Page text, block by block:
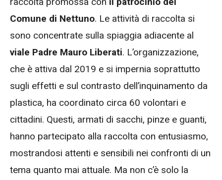
Comune di Nettuno. Le attività di raccolta si
sono concentrate sulla spiaggia adiacente al
viale Padre Mauro Liberati. L’organizzazione,
che è attiva dal 2019 e si impernia soprattutto
sugli effetti e sul contrasto dell’inquinamento da
plastica, ha coordinato circa 60 volontari e
cittadini. Questi, armati di sacchi, pinze e guanti,
hanno partecipato alla raccolta con entusiasmo,
mostrandosi attenti e sensibili nei confronti di un
tema quanto mai attuale. Ma non c’è solo la